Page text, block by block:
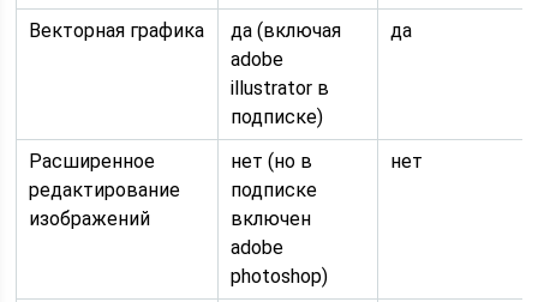
Векторная графика
да (включая
adobe
illustrator в
подписке)
да
Расширенное
редактирование
изображений
нет (но в
подписке
включен
adobe
photoshop)
нет